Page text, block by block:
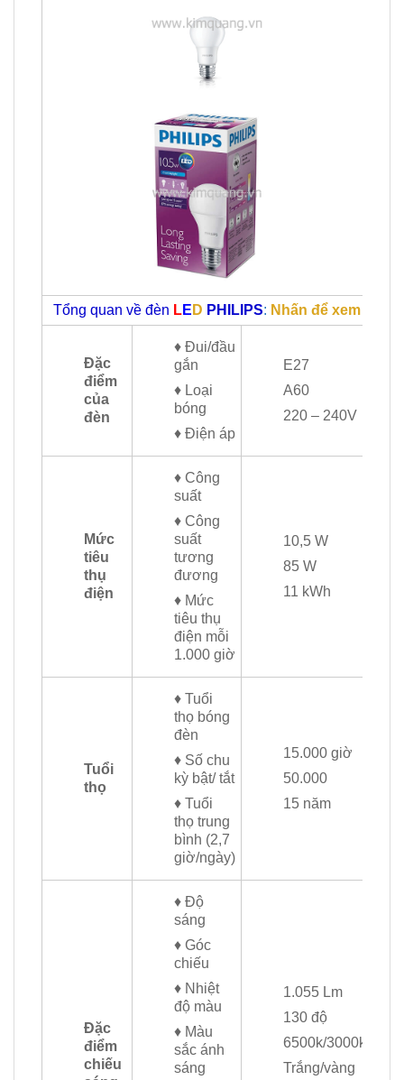
Tổng quan về đèn LE D PHILIPS: Nhấn để xem
Đặc
điểm
của
đèn
♦ Đui/đầu
gắn
♦ Loại
bóng
♦ Điện áp
E27
A60
220 – 240V
Mức
tiêu
thụ
điện
♦ Công
suất
♦ Công
suất
tương
đương
♦ Mức
tiêu thụ
điện mỗi
1.000 giờ
10,5 W
85 W
11 kWh
Tuổi
thọ
♦ Tuổi
thọ bóng
đèn
♦ Số chu
kỳ bật/ tắt
♦ Tuổi
thọ trung
bình (2,7
giờ/ngày)
15.000 giờ
50.000
15 năm
Đặc
điểm
chiếu
♦ Độ
sáng
♦ Góc
chiếu
♦ Nhiệt
độ màu
♦ Màu
sắc ánh
sáng
1.055 Lm
130 độ
6500k/3000k
Trắng/vàng